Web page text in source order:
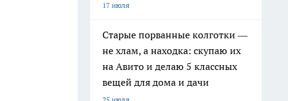
17 июля
Старые порванные колготки —
не хлам, а находка: скупаю их
на Авито и делаю 5 классных
вещей для дома и дачи